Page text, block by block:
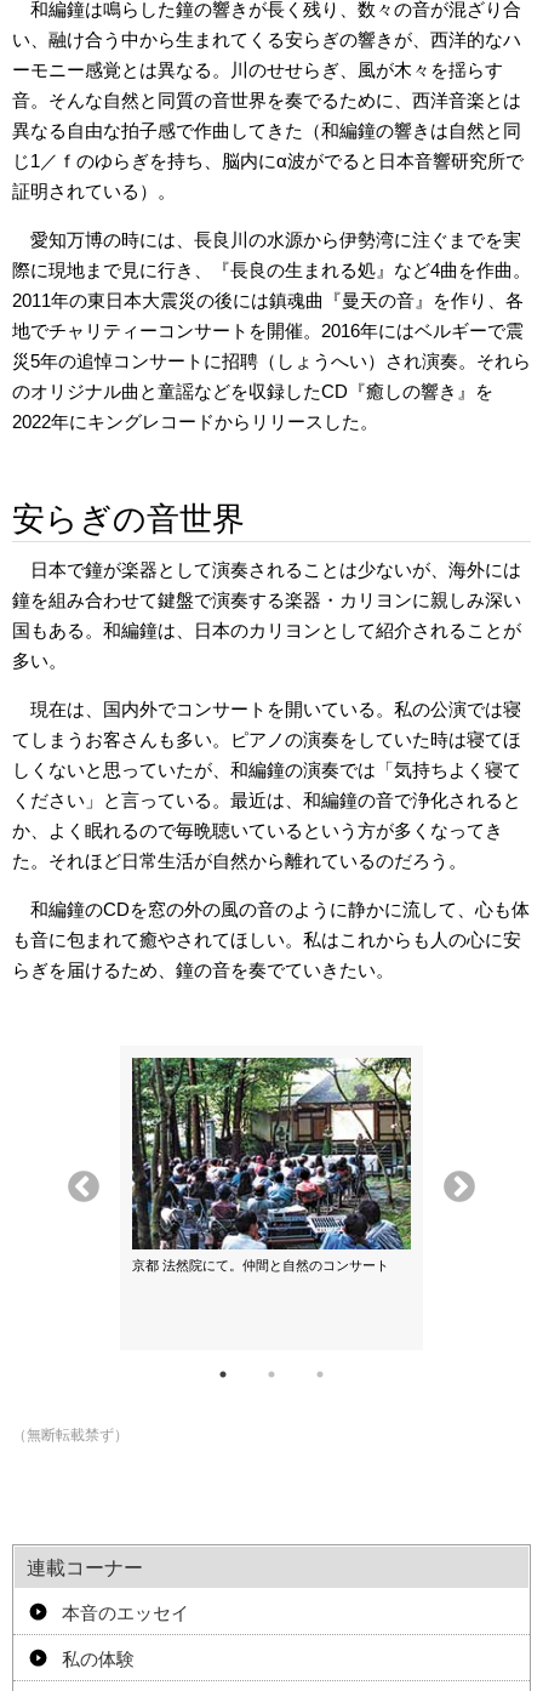
和編鐘は鳴らした鐘の響きが長く残り、数々の音が混ざり合
い、融け合う中から生まれてくる安らぎの響きが、西洋的なハ
ーモニー感覚とは異なる。川のせせらぎ、風が木々を揺らす
音。そんな自然と同質の音世界を奏でるために、西洋音楽とは
異なる自由な拍子感で作曲してきた（和編鐘の響きは自然と同
じ1／ｆのゆらぎを持ち、脳内にα波がでると日本音響研究所で
証明されている）。
愛知万博の時には、長良川の水源から伊勢湾に注ぐまでを実
際に現地まで見に行き、『長良の生まれる処』など4曲を作曲。
2011年の東日本大震災の後には鎮魂曲『曼天の音』を作り、各
地でチャリティーコンサートを開催。2016年にはベルギーで震
災5年の追悼コンサートに招聘（しょうへい）され演奏。それら
のオリジナル曲と童謡などを収録したCD『癒しの響き』を
2022年にキングレコードからリリースした。
安らぎの音世界
日本で鐘が楽器として演奏されることは少ないが、海外には
鐘を組み合わせて鍵盤で演奏する楽器・カリヨンに親しみ深い
国もある。和編鐘は、日本のカリヨンとして紹介されることが
多い。
現在は、国内外でコンサートを開いている。私の公演では寝
てしまうお客さんも多い。ピアノの演奏をしていた時は寝てほ
しくないと思っていたが、和編鐘の演奏では「気持ちよく寝て
ください」と言っている。最近は、和編鐘の音で浄化されると
か、よく眠れるので毎晩聴いているという方が多くなってき
た。それほど日常生活が自然から離れているのだろう。
和編鐘のCDを窓の外の風の音のように静かに流して、心も体
も音に包まれて癒やされてほしい。私はこれからも人の心に安
らぎを届けるため、鐘の音を奏でていきたい。
京都 法然院にて。仲間と自然のコンサート
（無断転載禁ず）
連載コーナー
本音のエッセイ
私の体験